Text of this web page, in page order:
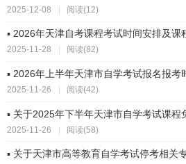
2025-12-08 | 阅读(12)
▪ 2026年天津自考课程考试时间安排及课
2025-11-28 阅读(82)
▪ 2026年上半年天津市自学考试报名报考
2025-11-26 阅读(42)
▪ 关于2025年下半年天津市自学考试课程
2025-11-26 | 阅读(58)
▪ 关于天津市高等教育自学考试停考相关